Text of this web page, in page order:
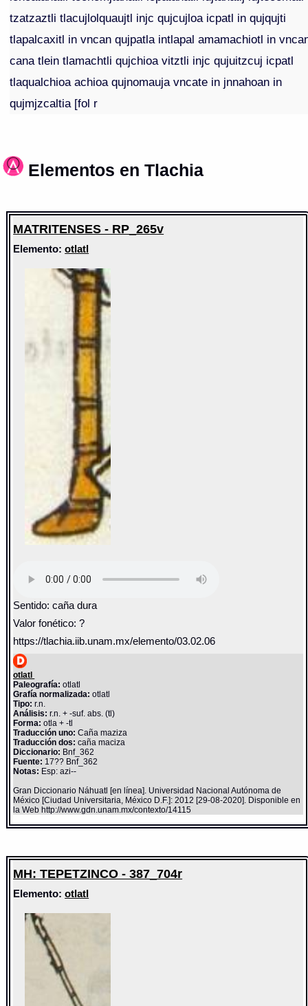
tzatzaztli tlacujlolquaujtl injc qujcujloa icpatl in qujqujti
tlapalcaxitl in vncan qujpatla intlapal amamachiotl in
cana tlein tlamachtli qujchioa vitztli injc qujuitzcuj icpatl
tlaqualchioa achioa qujnomauja vncate in jnnahoan in
qujmjzcaltia [fol r
Elementos en Tlachia
MATRITENSES - RP_265v
Elemento:otlatl
Sentido: caña dura
Valor fonético: ?
https://tlachia.iib.unam.mx/elemento/03.02.06
otlatl
Paleografía: otlatl
Grafía normalizada: otlatl
Tipo: r.n.
Análisis: r.n. + -suf. abs. (tl)
Forma: otla + -tl
Traducción uno: Caña maziza
Traducción dos: caña maciza
Diccionario: Bnf_362
Fuente: 17?? Bnf_362
Notas: Esp: azi--
Gran Diccionario Náhuatl [en línea]. Universidad Nacional Autónoma de
México [Ciudad Universitaria, México D.F.]: 2012 [29-08-2020]. Disponible en
la Web http://www.gdn.unam.mx/contexto/14115
MH: TEPETZINCO - 387_704r
Elemento:otlatl